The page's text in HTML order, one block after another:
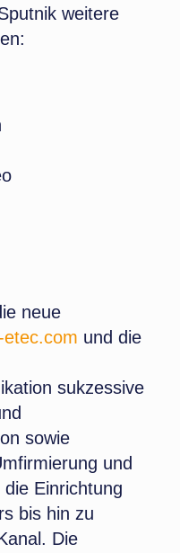
weitere
neue
etec.com und die
sukzessive
sowie
und
Einrichtung
bis hin zu
Die